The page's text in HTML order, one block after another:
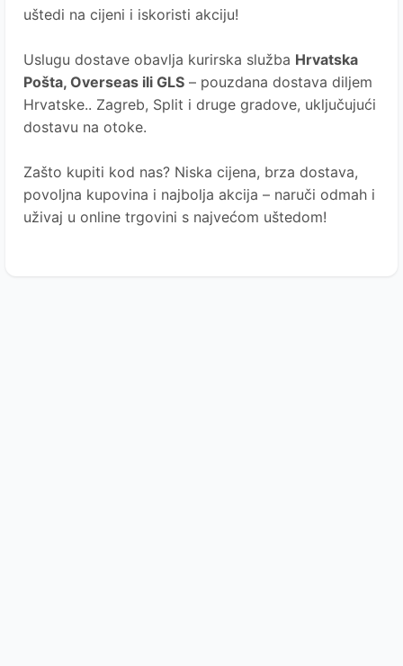
uštedi na cijeni i iskoristi akciju!
Uslugu dostave obavlja kurirska služba Hrvatska
Pošta, Overseas ili GLS – pouzdana dostava diljem
Hrvatske.. Zagreb, Split i druge gradove, uključujući
dostavu na otoke.
Zašto kupiti kod nas? Niska cijena, brza dostava,
povoljna kupovina i najbolja akcija – naruči odmah i
uživaj u online trgovini s najvećom uštedom!